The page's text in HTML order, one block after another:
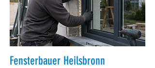
Fensterbauer Heilsbronn